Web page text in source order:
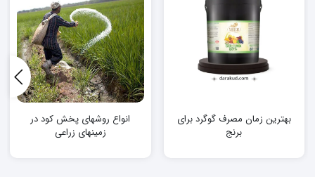
بهترین زمان مصرف گوگرد برای
برنج
انواع روشهای پخش کود در
زمینهای زراعی